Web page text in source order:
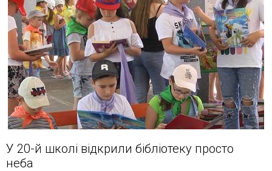
У 20-й школі відкрили бібліотеку просто
неба